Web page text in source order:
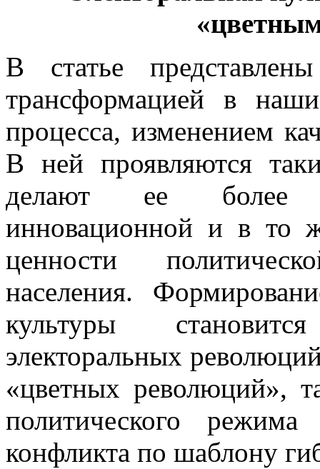
В статье
трансформацией в
процесса, изменением
В ней проявляются
делают ее более
инновационной и в то
ценности
населения.
культуры
электоральных
«цветных революций»,
политического
конфликта по шаблону